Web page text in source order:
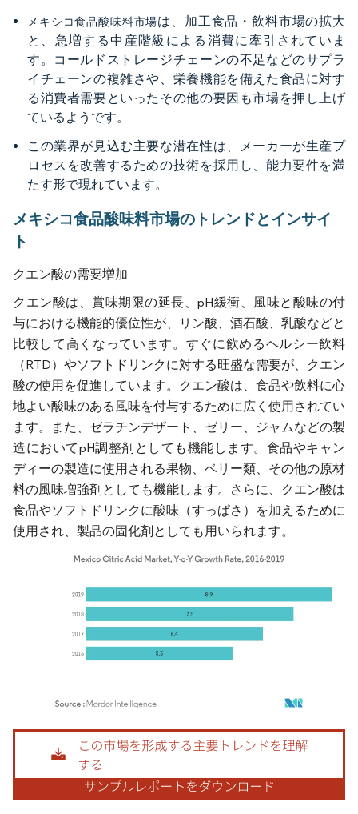
メキシコ食品酸味料市場は、加工食品・飲料市場の拡大
と、急増する中産階級による消費に牽引されていま
す。コールドストレージチェーンの不足などのサプラ
イチェーンの複雑さや、栄養機能を備えた食品に対す
る消費者需要といったその他の要因も市場を押し上げ
ているようです。
この業界が見込む主要な潜在性は、メーカーが生産プ
ロセスを改善するための技術を採用し、能力要件を満
たす形で現れています。
メキシコ食品酸味料市場のトレンドとインサイ
ト
クエン酸の需要増加
クエン酸は、賞味期限の延長、pH緩衝、風味と酸味の付
与における機能的優位性が、リン酸、酒石酸、乳酸などと
比較して高くなっています。すぐに飲めるヘルシー飲料
（RTD）やソフトドリンクに対する旺盛な需要が、クエン
酸の使用を促進しています。クエン酸は、食品や飲料に心
地よい酸味のある風味を付与するために広く使用されてい
ます。また、ゼラチンデザート、ゼリー、ジャムなどの製
造においてpH調整剤としても機能します。食品やキャン
ディーの製造に使用される果物、ベリー類、その他の原材
料の風味増強剤としても機能します。さらに、クエン酸は
食品やソフトドリンクに酸味（すっぱさ）を加えるために
使用され、製品の固化剤としても用いられます。
画像 © Mordor Intelligence。再利用にはCC BY 4.0の表示が必要です。